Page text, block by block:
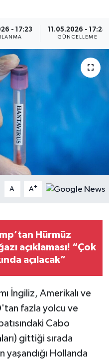
- 17:23 11.05.2026 - 17:24
GÜNCELLEME
A- A+
Hürmüz
açıklaması! “Çok
açılacak”
İngiliz, Amerikalı ve
fazla yolcu ve
Cabo
gittiği sırada
yaşandığı Hollanda
izle